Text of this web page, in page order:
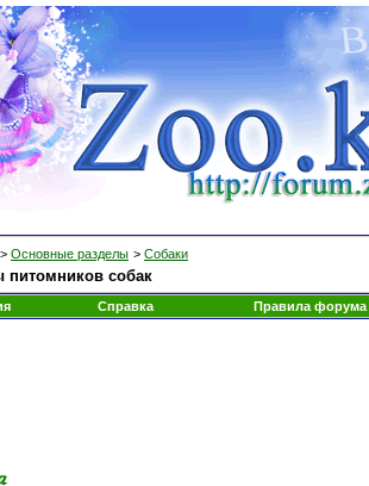
> Основные разделы > Собаки
питомников собак
Справка Правила форума